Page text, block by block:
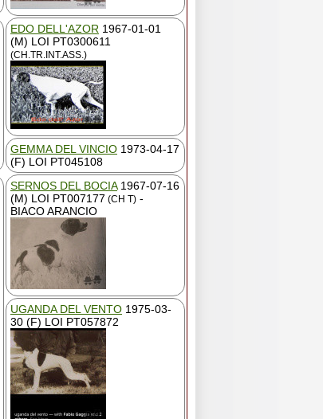
EDO DELL'AZOR 1967-01-01
(M) LOI PT0300611
(CH.TR.INT.ASS.)
GEMMA DEL VINCIO 1973-04-17
(F) LOI PT045108
SERNOS DEL BOCIA1967-07-16
(M) LOI PT007177 (CH T) -
BIACO ARANCIO
UGANDA DEL VENTO 1975-03-
30 (F) LOI PT057872